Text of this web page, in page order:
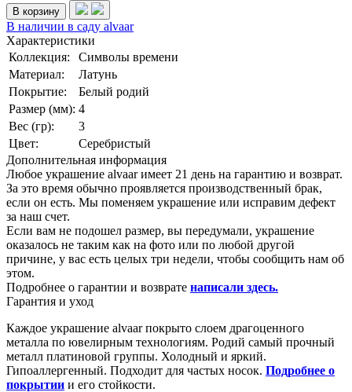
В корзину
В наличии в саду alvaar
Характеристики
Коллекция:
Символы времени
Материал:
Латунь
Покрытие:
Белый родий
Размер (мм): 4
Вес (гр):
3
Цвет:
Серебристый
Дополнительная информация
Любое украшение alvaar имеет 21 день на гарантию и возврат.
За это время обычно проявляется производственный брак,
если он есть. Мы поменяем украшение или исправим дефект
за наш счет.
Если вам не подошел размер, вы передумали, украшение
оказалось не таким как на фото или по любой другой
причине, у вас есть целых три недели, чтобы сообщить нам об
этом.
Подробнее о гарантии и возврате написали здесь.
Гарантия и уход
Каждое украшение alvaar покрыто слоем драгоценного
металла по ювелирным технологиям. Родий самый прочный
металл платиновой группы. Холодный и яркий.
Гипоаллергенный. Подходит для частых носок. Подробнее о
покрытии и его стойкости.